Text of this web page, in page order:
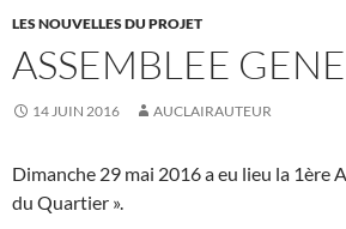
LES NOUVELLES DU PROJET
ASSEMBLEE
14 JUIN 2016 AUCLAIRAUTEUR
Dimanche 29 mai 2016 a eu lieu la 1ère
du Quartier ».